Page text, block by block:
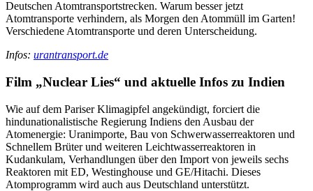
Deutschen Atomtransportstrecken. Warum besser jetzt
Atomtransporte verhindern, als Morgen den Atommüll im Garten!
Verschiedene Atomtransporte und deren Unterscheidung.
Infos: urantransport.de
Film „Nuclear Lies“ und aktuelle Infos zu Indien
Wie auf dem Pariser Klimagipfel angekündigt, forciert die
hindunationalistische Regierung Indiens den Ausbau der
Atomenergie: Uranimporte, Bau von Schwerwasserreaktoren und
Schnellem Brüter und weiteren Leichtwasserreaktoren in
Kudankulam, Verhandlungen über den Import von jeweils sechs
Reaktoren mit ED, Westinghouse und GE/Hitachi. Dieses
Atomprogramm wird auch aus Deutschland unterstützt.